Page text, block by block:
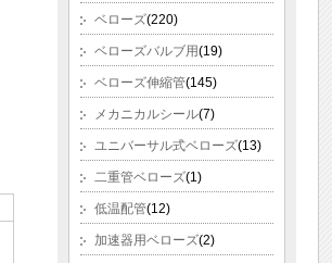
ベローズ(220)
ベローズバルブ用(19)
ベローズ伸縮管(145)
メカニカルシール(7)
ユニバーサル式ベローズ(13)
二重管ベローズ(1)
低温配管(12)
加速器用ベローズ(2)